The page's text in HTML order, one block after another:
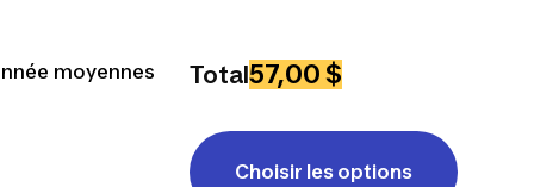
moyennes
Total57,00 $
Choisir les options